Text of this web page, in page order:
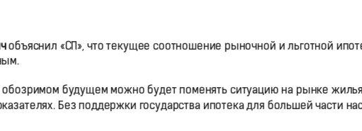
объяснил «СП», что текущее соотношение рыночной и льготной
обозримом будущем можно будет поменять ситуацию на рынке
Без поддержки государства ипотека для большей части